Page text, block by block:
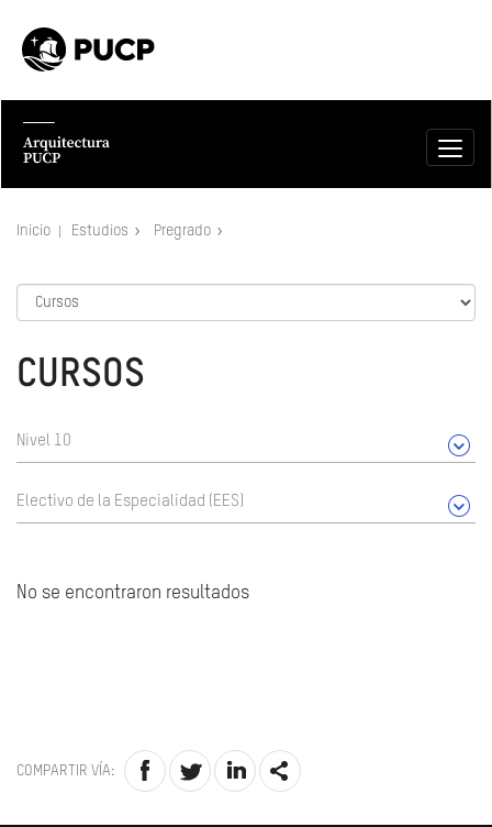
Inicio Estudios Pregrado
CURSOS
Nivel 10
Electivo de la Especialidad (EES)
No se encontraron resultados
COMPARTIR VÍA: